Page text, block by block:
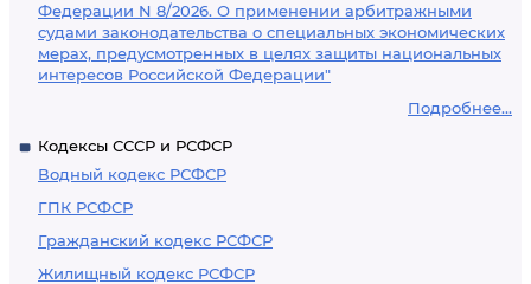
Федерации N 8/2026. О применении арбитражными
судами законодательства о специальных экономических
мерах, предусмотренных в целях защиты национальных
интересов Российской Федерации"
Подробнее...
Кодексы СССР и РСФСР
Водный кодекс РСФСР
ГПК РСФСР
Гражданский кодекс РСФСР
Жилищный кодекс РСФСР